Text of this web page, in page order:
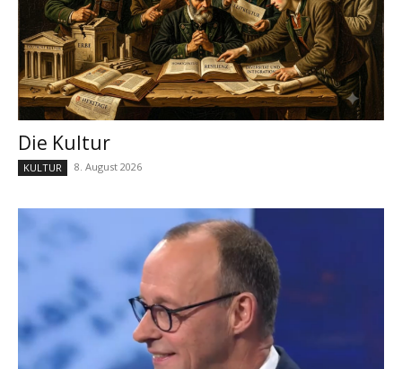
Die Kultur
KULTUR 8. August 2026